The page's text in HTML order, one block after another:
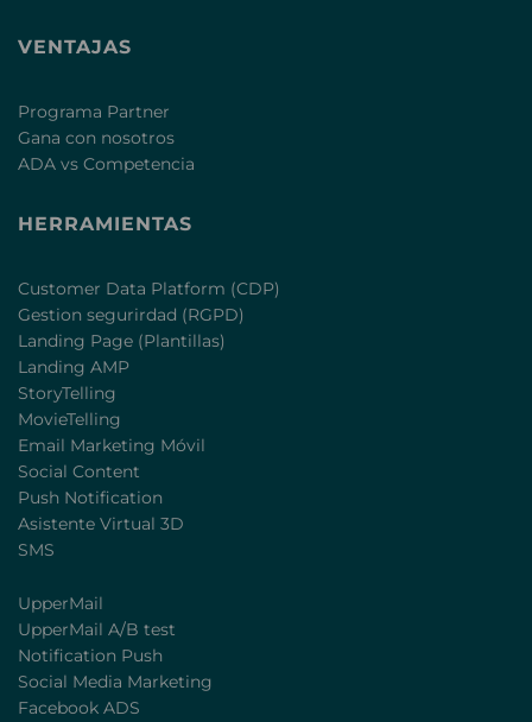
VENTAJAS
Programa Partner
Gana con nosotros
ADA vs Competencia
HERRAMIENTAS
Customer Data Platform (CDP)
Gestion segurirdad (RGPD)
Landing Page (Plantillas)
Landing AMP
StoryTelling
MovieTelling
Email Marketing Móvil
Social Content
Push Notification
Asistente Virtual 3D
SMS
UpperMail
UpperMail A/B test
Notification Push
Social Media Marketing
Facebook ADS